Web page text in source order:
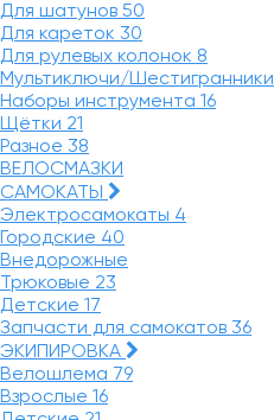
Для шатунов 50
Для кареток 30
Для рулевых колонок 8
Мультиключи/Шестигранники
Наборы инструмента 16
Щётки 21
Разное 38
ВЕЛОСМАЗКИ
САМОКАТЫ
Электросамокаты 4
Городские 40
Внедорожные
Трюковые 23
Детские 17
Запчасти для самокатов 36
ЭКИПИРОВКА
Велошлема 79
Взрослые 16